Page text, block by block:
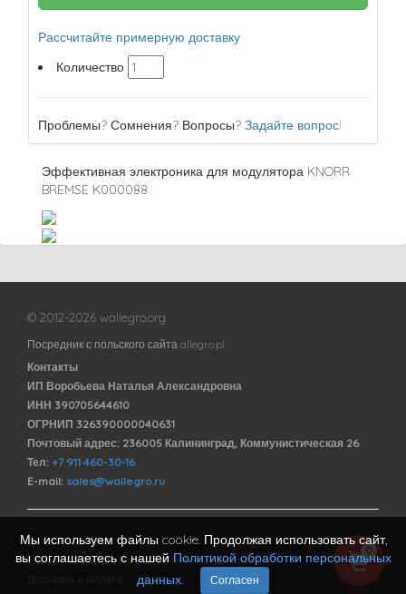
Рассчитайте примерную доставку
Количество
Проблемы? Сомнения? Вопросы? Задайте вопрос!
Эффективная электроника для модулятора KNORR
BREMSE K000088
© 2012-2026 wallegro.org
Посредник с польского сайта allegro.pl
Контакты
ИП Воробьева Наталья Александровна
ИНН 390705644610
ОГРНИП 326390000040631
Почтовый адрес: 236005 Калининград, Коммунистическая 26
Тел: +7 911 460-30-16
E-mail: sales@wallegro.ru
Договор оферты
Политика обработки персональных данных
0
Мы используем файлы cookie. Продолжая использовать сайт,
вы соглашаетесь с нашей Политикой обработки персональных
данных
Согласен